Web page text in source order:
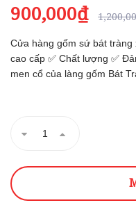
900,000₫
Cửa hàng gốm sứ bát tràng
cao cấp ✅ Chất lượng ✅
men cổ của làng gốm Bát